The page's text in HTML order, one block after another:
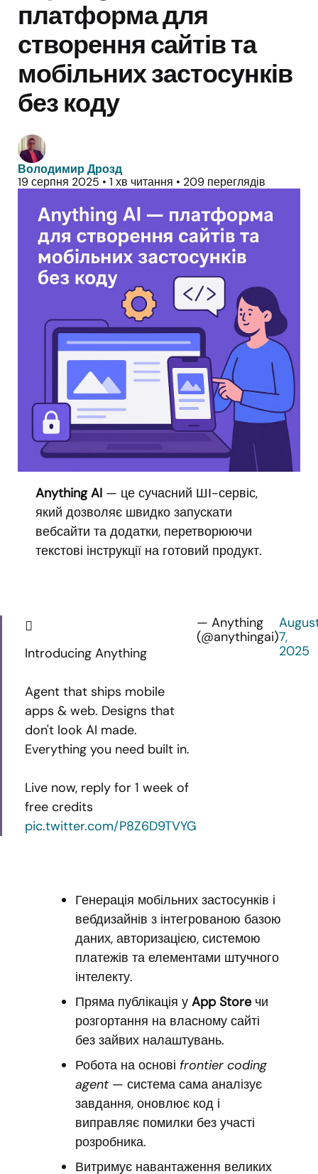
платформа для
створення сайтів та
мобільних застосунків
без коду
Володимир Дрозд
19 серпня 2025 • 1 хв читання • 209 переглядів
Anything AI — це сучасний ШІ-сервіс,
який дозволяє швидко запускати
вебсайти та додатки, перетворюючи
текстові інструкції на готовий продукт.
Introducing Anything
Agent that ships mobile
apps & web. Designs that
don't look AI made.
Everything you need built in.
Live now, reply for 1 week of
free credits
pic.twitter.com/P8Z6D9TVYG
— Anything
(@anythingai)7,
2025
Генерація мобільних застосунків і
вебдизайнів з інтегрованою базою
даних, авторизацією, системою
платежів та елементами штучного
інтелекту.
Пряма публікація у App Storeчи
розгортання на власному сайті
без зайвих налаштувань.
Робота на основі frontier coding
agent — система сама аналізує
завдання, оновлює код і
виправляє помилки без участі
розробника.
Витримує навантаження великих